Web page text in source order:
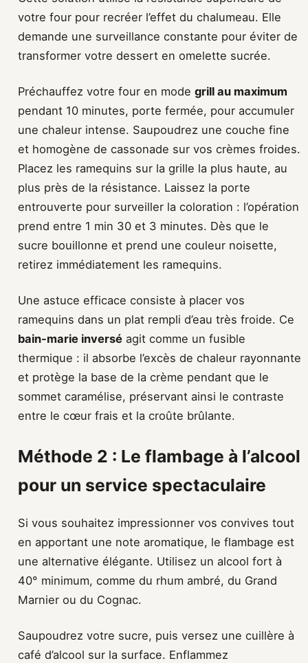
votre four pour recréer l’effet du chalumeau. Elle
demande une surveillance constante pour éviter de
transformer votre dessert en omelette sucrée.
Préchauffez votre four en mode grill au maximum
pendant 10 minutes, porte fermée, pour accumuler
une chaleur intense. Saupoudrez une couche fine
et homogène de cassonade sur vos crèmes froides.
Placez les ramequins sur la grille la plus haute, au
plus près de la résistance. Laissez la porte
entrouverte pour surveiller la coloration : l’opération
prend entre 1 min 30 et 3 minutes. Dès que le
sucre bouillonne et prend une couleur noisette,
retirez immédiatement les ramequins.
Une astuce efficace consiste à placer vos
ramequins dans un plat rempli d’eau très froide. Ce
bain-marie inversé agit comme un fusible
thermique : il absorbe l’excès de chaleur rayonnante
et protège la base de la crème pendant que le
sommet caramélise, préservant ainsi le contraste
entre le cœur frais et la croûte brûlante.
Méthode 2 : Le flambage à l’alcool
pour un service spectaculaire
Si vous souhaitez impressionner vos convives tout
en apportant une note aromatique, le flambage est
une alternative élégante. Utilisez un alcool fort à
40° minimum, comme du rhum ambré, du Grand
Marnier ou du Cognac.
Saupoudrez votre sucre, puis versez une cuillère à
café d’alcool sur la surface. Enflammez